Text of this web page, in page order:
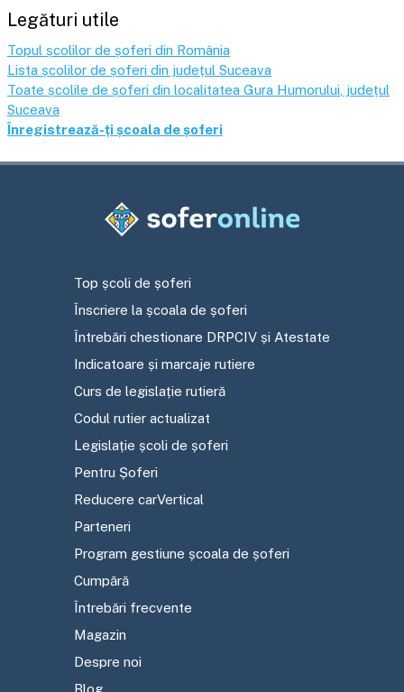
Legături utile
Topul școlilor de șoferi din România
Lista școlilor de șoferi din județul Suceava
Toate școlile de șoferi din localitatea Gura Humorului , județul
Suceava
Înregistrează-ți școala de șoferi
Top școli de șoferi
Înscriere la școala de șoferi
Întrebări chestionare DRPCIV și Atestate
Indicatoare și marcaje rutiere
Curs de legislație rutieră
Codul rutier actualizat
Legislație școli de șoferi
Pentru Șoferi
Reducere carVertical
Parteneri
Program gestiune școala de șoferi
Cumpără
Întrebări frecvente
Magazin
Despre noi
Blog